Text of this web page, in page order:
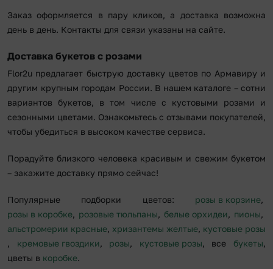
Заказ оформляется в пару кликов, а доставка возможна
день в день. Контакты для связи указаны на сайте.
Доставка букетов с розами
Flor2u предлагает быструю доставку цветов по Армавиру и
другим крупным городам России. В нашем каталоге – сотни
вариантов букетов, в том числе с кустовыми розами и
сезонными цветами. Ознакомьтесь с отзывами покупателей,
чтобы убедиться в высоком качестве сервиса.
Порадуйте близкого человека красивым и свежим букетом
– закажите доставку прямо сейчас!
Популярные подборки цветов: розы в корзине,
розы в коробке, розовые тюльпаны, белые орхидеи, пионы,
альстромерии красные, хризантемы желтые, кустовые розы
, кремовые гвоздики, розы, кустовые розы, все букеты,
цветы в коробке.